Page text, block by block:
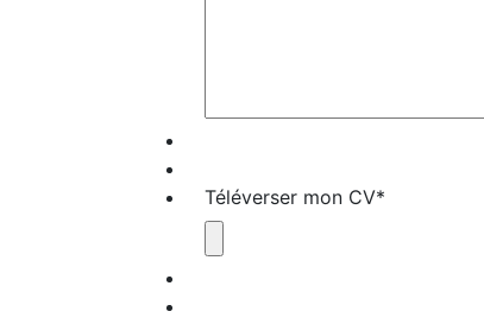
Téléverser mon CV*